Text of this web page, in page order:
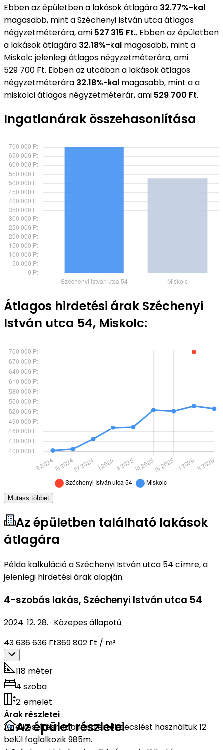
Ebben az épületben a lakások átlagára 32.77%-kal
magasabb, mint a Széchenyi István utca átlagos
négyzetméterára, ami 527 315 Ft.. Ebben az épületben
a lakások átlagára 32.18%-kal magasabb, mint a
Miskolc jelenlegi átlagos négyzetméterára, ami
529 700 Ft. Ebben az utcában a lakások átlagos
négyzetméterára 32.18%-kal magasabb, mint a a
miskolci átlagos négyzetméterár, ami 529 700 Ft.
Ingatlanárak összehasonlítása
Átlagos hirdetési árak Széchenyi
István utca 54, Miskolc:
Mutass többet
Az épületben található lakások
átlagára
Példa kalkuláció a Széchenyi István utca 54 címre, a
jelenlegi hirdetési árak alapján.
4-szobás lakás, Széchenyi István utca 54
2024. 12. 28. · Közepes állapotú
43 636 636 Ft369 802 Ft / m²
118 méter
4 szoba
2. emelet
Árak részletei
Az elkészítéshez a fenti értékbecslést használtuk 12
belül foglalkozik 985m.
Az épület részletei